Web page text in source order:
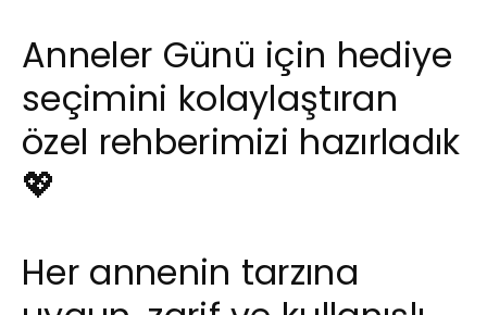
Anneler Günü için hediye
seçimini kolaylaştıran
özel rehberimizi hazırladık
💖
Her annenin tarzına